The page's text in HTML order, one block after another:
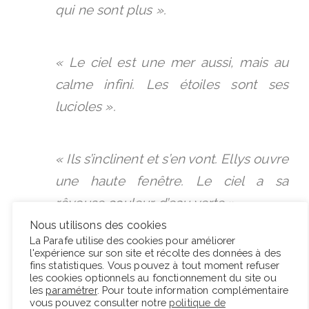
qui ne sont plus ».
« Le ciel est une mer aussi, mais au
calme infini. Les étoiles sont ses
lucioles ».
« Ils s’inclinent et s’en vont. Ellys ouvre
une haute fenêtre. Le ciel a sa
rêveuse couleur d’eau verte ».
« Candide, sois toujours candide : tu
n’as que faire de savoir. Tu es si claire
et si pure. Abandonne-toi. La lumière
Nous utilisons des cookies
La Parafe utilise des cookies pour améliorer
l'expérience sur son site et récolte des données à des
fins statistiques. Vous pouvez à tout moment refuser
les cookies optionnels au fonctionnement du site ou
les paramétrer. Pour toute information complémentaire
vous pouvez consulter notre politique de